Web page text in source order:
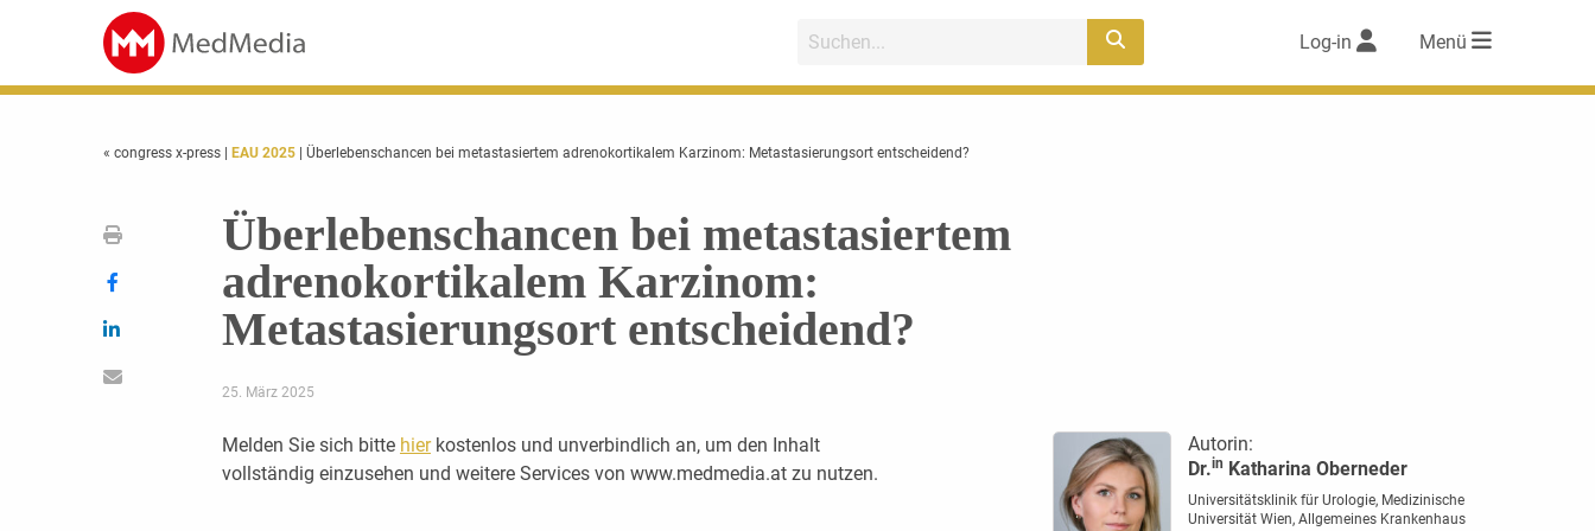
Log-in Menü
« congress x-press EAU 2025 | Überlebenschancen bei metastasiertem adrenokortikalem Karzinom: Metastasierungsort entscheidend?
Überlebenschancen bei metastasiertem
adrenokortikalem Karzinom:
Metastasierungsort entscheidend?
25. März 2025
Melden Sie sich bitte hierkostenlos und unverbindlich an, um den Inhalt
vollständig einzusehen und weitere Services von www.medmedia.at zu nutzen.
Autorin:
Dr.in Katharina Oberneder
Universitätsklinik für Urologie, Medizinische
Universität Wien, Allgemeines Krankenhaus